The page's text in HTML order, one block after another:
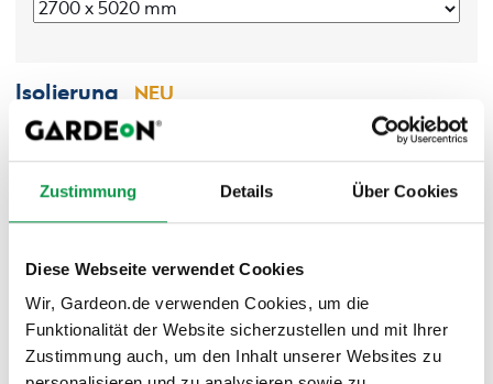
Zustimmung Details Über Cookies
Diese Webseite verwendet Cookies
Wir, Gardeon.de verwenden Cookies, um die
Funktionalität der Website sicherzustellen und mit Ihrer
Zustimmung auch, um den Inhalt unserer Websites zu
Isolierung NEU
Dachisolierung
31.8.2026!
Gardeon Thermopaneel mit einem
Isolierungskern in der optimalen Stärke von
82/40 mm
Wählen Sie die Wände aus
Linke Wand Hintere Wand Rechte Wand